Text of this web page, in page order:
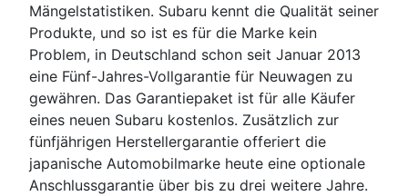
Mängelstatistiken. Subaru kennt die Qualität seiner
Produkte, und so ist es für die Marke kein
Problem, in Deutschland schon seit Januar 2013
eine Fünf-Jahres-Vollgarantie für Neuwagen zu
gewähren. Das Garantiepaket ist für alle Käufer
eines neuen Subaru kostenlos. Zusätzlich zur
fünfjährigen Herstellergarantie offeriert die
japanische Automobilmarke heute eine optionale
Anschlussgarantie über bis zu drei weitere Jahre.